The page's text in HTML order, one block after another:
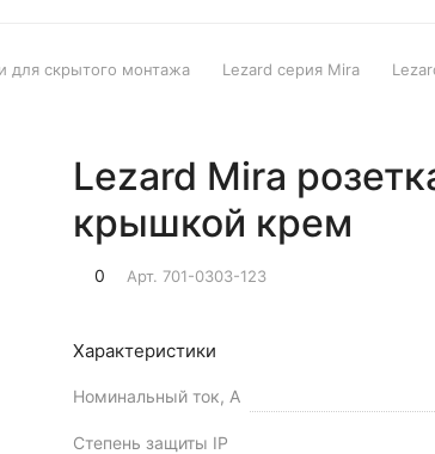
для скрытого монтажа Lezard серия Mira
Lezard Mira
крышкой крем
0 Арт. 701-0303-123
Характеристики
Номинальный ток, А
Степень защиты IP